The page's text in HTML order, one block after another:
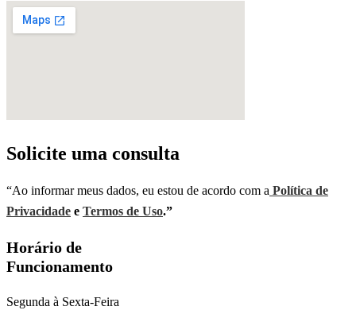
Solicite uma consulta
“Ao informar meus dados, eu estou de acordo com a Política de
Privacidade e Termos de Uso.”
Horário de
Funcionamento
Segunda à Sexta-Feira